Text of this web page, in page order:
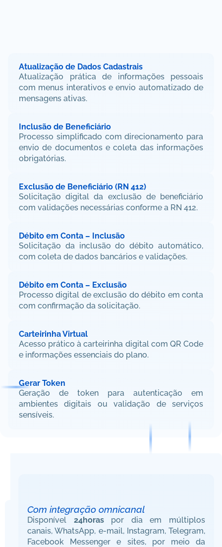
DISPONIBILIDADE 24H
Com integração omnicanal
Disponível 24horas por dia em múltiplos
canais, WhatsApp, e-mail, Instagram, Telegram,
Facebook Messenger e sites, por meio da
Atualização de Dados Cadastrais
Atualização prática de informações pessoais
com menus interativos e envio automatizado de
mensagens ativas.
Inclusão de Beneficiário
Processo simplificado com direcionamento para
envio de documentos e coleta das informações
obrigatórias.
Exclusão de Beneficiário (RN 412)
Solicitação digital da exclusão de beneficiário
com validações necessárias conforme a RN 412.
Débito em Conta – Inclusão
Solicitação da inclusão do débito automático,
com coleta de dados bancários e validações.
Débito em Conta – Exclusão
Processo digital de exclusão do débito em conta
com confirmação da solicitação.
Carteirinha Virtual
Acesso prático à carteirinha digital com QR Code
e informações essenciais do plano.
Gerar Token
Geração de token para autenticação em
ambientes digitais ou validação de serviços
sensíveis.